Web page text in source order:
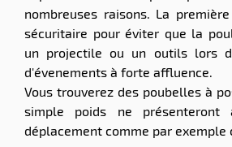
nombreuses raisons. La
sécuritaire pour éviter que la
un projectile ou un outils lors
d'évenements à forte affluence.
Vous trouverez des poubelles à
simple poids ne présenteront
déplacement comme par exemple